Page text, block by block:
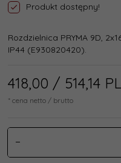
Produkt dostępny!
Rozdzielnica PRYMA 9D,
IP44 (E930820420).
418,00 / 514,14
* cena netto / brutto